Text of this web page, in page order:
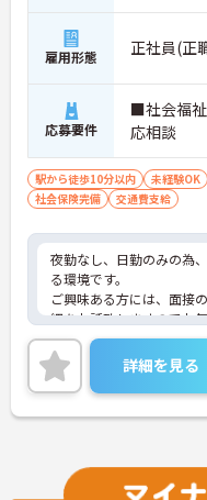
雇用形態 正社員(正
応募要件
■社会福
応相談
駅から徒歩10分以内 未経験OK
社会保険完備
交通費支給
夜勤なし、日勤のみの為
る環境です。
ご興味ある方には、面接
細をお話致しますのでお
詳細を見る